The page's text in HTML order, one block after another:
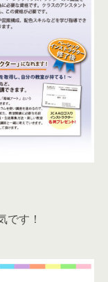
です！